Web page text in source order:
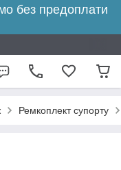
без предоплати
Ремкоплект супорту